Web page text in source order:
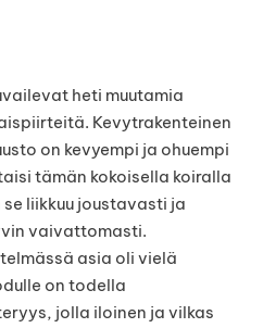
heti muutamia
Kevytrakenteinen
on kevyempi ja ohuempi
tämän kokoisella koiralla
liikkuu joustavasti ja
vaivattomasti.
asia oli vielä
on todella
jolla iloinen ja vilkas